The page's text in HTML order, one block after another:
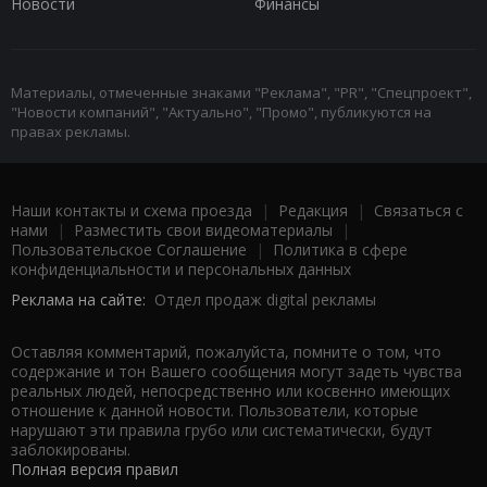
Новости
Финансы
Материалы, отмеченные знаками "Реклама", "PR", "Спецпроект",
"Новости компаний", "Актуально", "Промо", публикуются на
правах рекламы.
Наши контакты и схема проезда | Редакция | Связаться с
нами | Разместить свои видеоматериалы |
Пользовательское Соглашение |
Политика в сфере
конфиденциальности и персональных данных
Реклама на сайте: Отдел продаж digital рекламы
Оставляя комментарий, пожалуйста, помните о том, что
содержание и тон Вашего сообщения могут задеть чувства
реальных людей, непосредственно или косвенно имеющих
отношение к данной новости. Пользователи, которые
нарушают эти правила грубо или систематически, будут
заблокированы.
Полная версия правил